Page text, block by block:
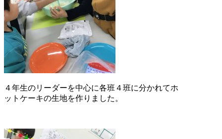
４年生のリーダーを中心に各班４班に分かれてホ
ットケーキの生地を作りました。